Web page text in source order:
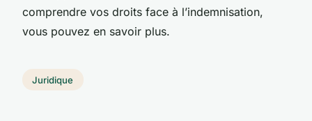
comprendre vos droits face à l’indemnisation,
vous pouvez en savoir plus.
Juridique